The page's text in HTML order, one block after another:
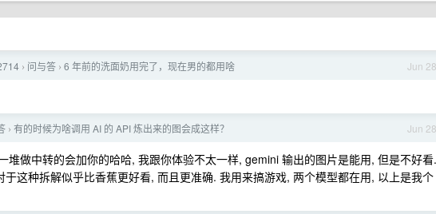
Jun 28
› 问与答 › 6 年前的洗面奶用完了，现在男的都用啥
Jun 28
› 有的时候为啥调用 AI 的 API 炼出来的图会成这样？
堆做中转的会加你的哈哈, 我跟你体验不太一样, gemini 输出的图片是能用, 但是不好看.
这种拆解似乎比香蕉更好看, 而且更准确. 我用来搞游戏, 两个模型都在用, 以上是我个